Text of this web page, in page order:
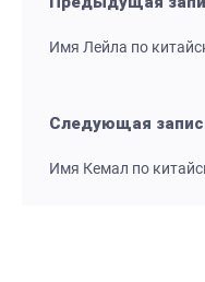
Имя Лейла по
Следующая
Имя Кемал по